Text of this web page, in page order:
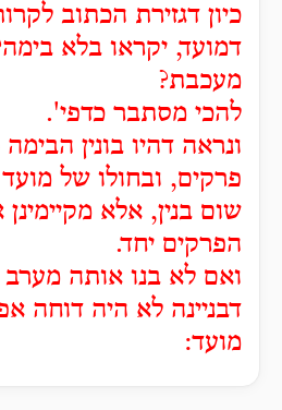
כיון דגזירת הכתוב
דמועד, יקראו בלא
מעכבת?
להכי מסתבר כדפי'.
ונראה דהיו בונין
פרקים, ובחולו של מועד
שום בנין, אלא
הפרקים יחד.
ואם לא בנו אותה מערב
דבניינה לא היה דוחה
מועד: